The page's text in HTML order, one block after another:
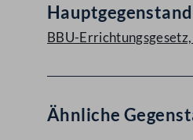
BBU-
Ähnliche